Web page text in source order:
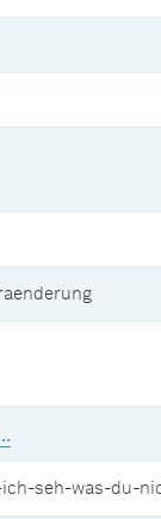
seh-was-du-